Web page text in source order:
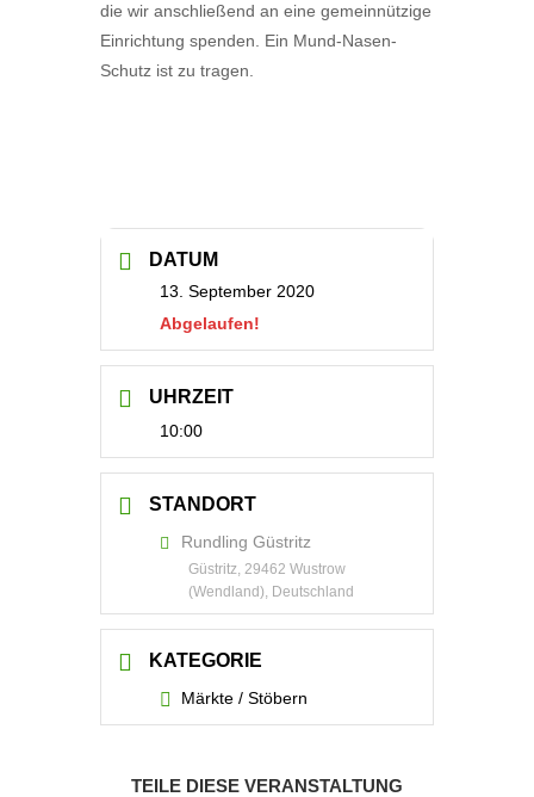
die wir anschließend an eine gemeinnützige
Einrichtung spenden. Ein Mund-Nasen-
Schutz ist zu tragen.
DATUM
13. September 2020
Abgelaufen!
UHRZEIT
10:00
STANDORT
Rundling Güstritz
Güstritz, 29462 Wustrow
(Wendland), Deutschland
KATEGORIE
Märkte / Stöbern
TEILE DIESE VERANSTALTUNG